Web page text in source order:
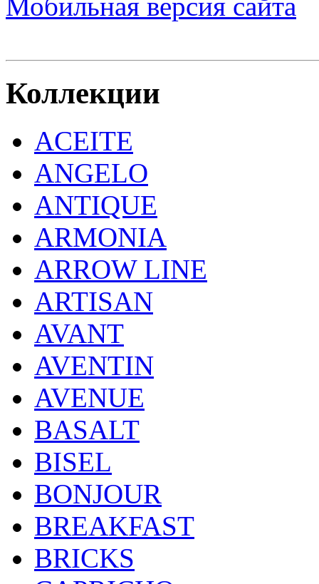
Коллекции
ACEITE
ANGELO
ANTIQUE
ARMONIA
ARROW LINE
ARTISAN
AVANT
AVENTIN
AVENUE
BASALT
BISEL
BONJOUR
BREAKFAST
BRICKS